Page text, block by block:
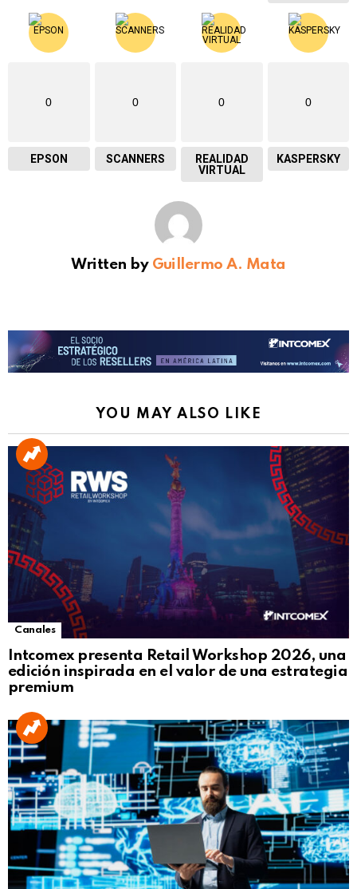
0
EPSON
0
SCANNERS
0
REALIDAD
VIRTUAL
0
KASPERSKY
Written by Guillermo A. Mata
YOU MAY ALSO LIKE
Canales
Intcomex presenta Retail Workshop 2026, una
edición inspirada en el valor de una estrategia
premium